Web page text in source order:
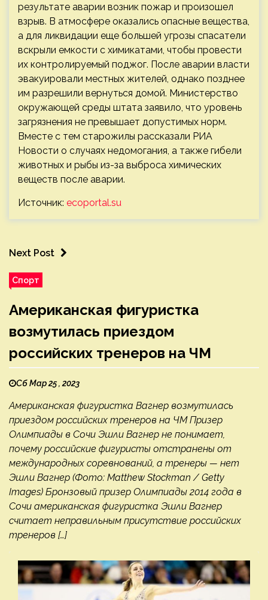
результате аварии возник пожар и произошел
взрыв. В атмосфере оказались опасные вещества,
а для ликвидации еще большей угрозы спасатели
вскрыли емкости с химикатами, чтобы провести
их контролируемый поджог. После аварии власти
эвакуировали местных жителей, однако позднее
им разрешили вернуться домой. Министерство
окружающей среды штата заявило, что уровень
загрязнения не превышает допустимых норм.
Вместе с тем старожилы рассказали РИА
Новости о случаях недомогания, а также гибели
животных и рыбы из-за выброса химических
веществ после аварии.
Источник: ecoportal.su
Next Post
Спорт
Американская фигуристка
возмутилась приездом
российских тренеров на ЧМ
Сб Мар 25 , 2023
Американская фигуристка Вагнер возмутилась
приездом российских тренеров на ЧМ Призер
Олимпиады в Сочи Эшли Вагнер не понимает,
почему российские фигуристы отстранены от
международных соревнований, а тренеры — нет
Эшли Вагнер (Фото: Matthew Stockman / Getty
Images) Бронзовый призер Олимпиады 2014 года в
Сочи американская фигуристка Эшли Вагнер
считает неправильным присутствие российских
тренеров […]